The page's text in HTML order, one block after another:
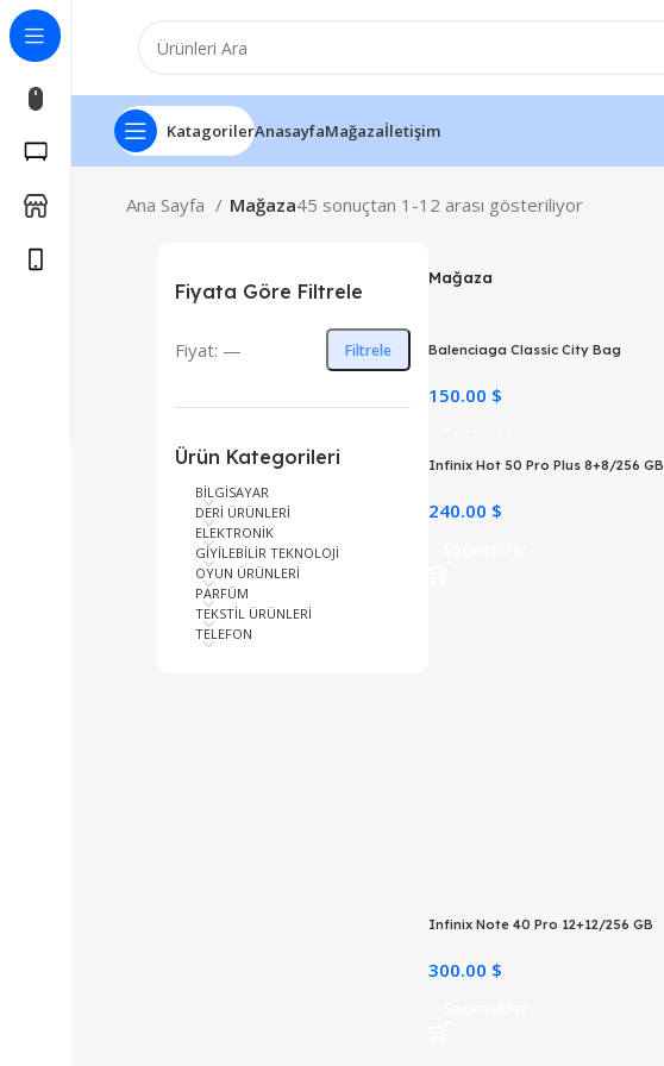
KatagorilerAnasayfaMağazaİletişim
Ana Sayfa Mağaza45 sonuçtan 1-12 arası gösteriliyor
Fiyata Göre Filtrele
Filtrele
Fiyat: —
Ürün Kategorileri
BİLGİSAYAR
DERİ ÜRÜNLERİ
ELEKTRONİK
GİYİLEBİLİR TEKNOLOJİ
OYUN ÜRÜNLERİ
PARFÜM
TEKSTİL ÜRÜNLERİ
TELEFON
Mağaza
Balenciaga Classic City Bag
150.00 $
Infinix Hot 50 Pro Plus 8+8/256 GB
240.00 $
Infinix Note 40 Pro 12+12/256 GB
300.00 $